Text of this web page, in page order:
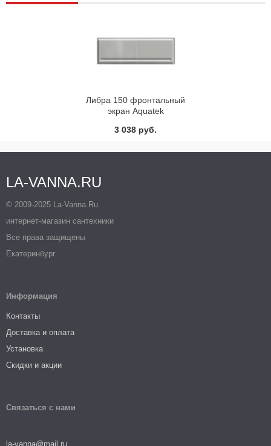
Либра 150 фронтальный
экран Aquatek
3 038 руб.
LA-VANNA.RU
© 2009-2025 La-Vanna.Ru
интернет-магазин сантехники
Все права защищены
Екатеринбург
Информация
Контакты
Доставка и оплата
Установка
Скидки и акции
Связаться с нами
la-vanna@mail.ru